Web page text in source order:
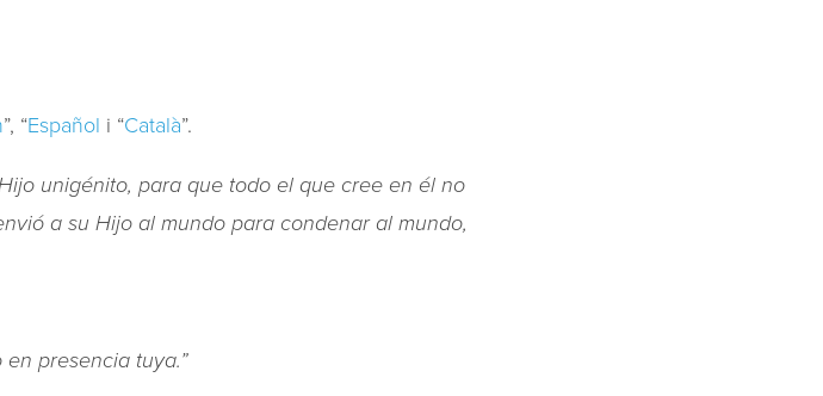
”, “Español і “Català”.
unigénito, para que todo el que cree en él no
a su Hijo al mundo para condenar al mundo,
presencia tuya.”‬‬‬‬‬‬‬‬‬‬‬‬‬‬